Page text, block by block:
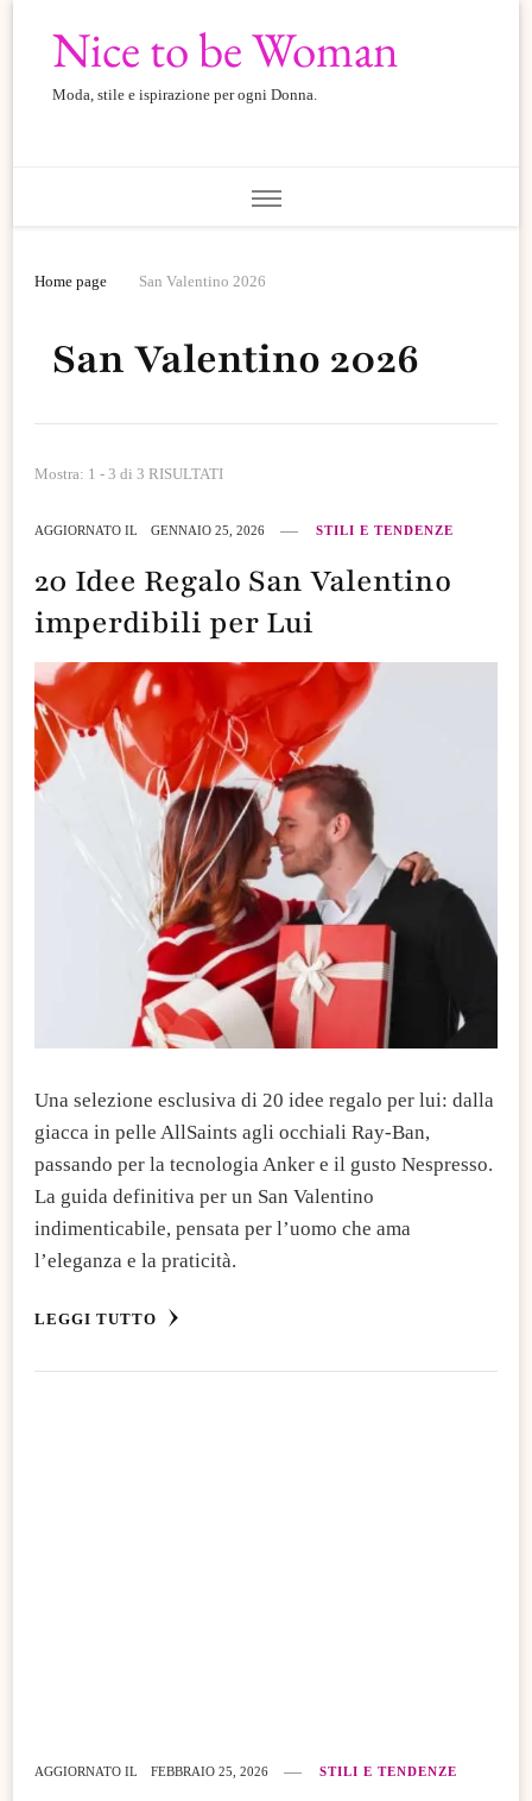
Nice to be Woman
Moda, stile e ispirazione per ogni Donna.
Home page San Valentino 2026
San Valentino 2026
Mostra: 1 - 3 di 3 RISULTATI
AGGIORNATO IL GENNAIO 25, 2026 STILI E TENDENZE
20 Idee Regalo San Valentino
imperdibili per Lui
Una selezione esclusiva di 20 idee regalo per lui: dalla
giacca in pelle AllSaints agli occhiali Ray-Ban,
passando per la tecnologia Anker e il gusto Nespresso.
La guida definitiva per un San Valentino
indimenticabile, pensata per l’uomo che ama
l’eleganza e la praticità.
LEGGI TUTTO
AGGIORNATO IL FEBBRAIO 25, 2026 STILI E TENDENZE